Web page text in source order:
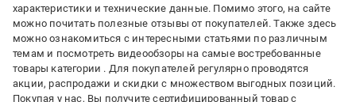
характеристики и технические данные. Помимо этого, на сайте
можно почитать полезные отзывы от покупателей. Также здесь
можно ознакомиться с интересными статьями по различным
темам и посмотреть видеообзоры на самые востребованные
товары категории . Для покупателей регулярно проводятся
акции, распродажи и скидки с множеством выгодных позиций.
Покупая у нас, Вы получите сертифицированный товар с